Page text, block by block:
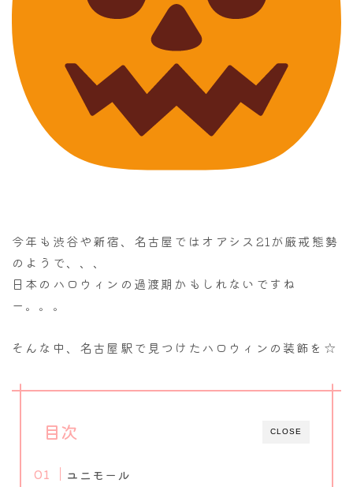
今年も渋谷や新宿、名古屋ではオアシス21が厳戒態勢
のようで、、、
日本のハロウィンの過渡期かもしれないですね
ー。。。
そんな中、名古屋駅で見つけたハロウィンの装飾を☆
CLOSE
目次
ユニモール